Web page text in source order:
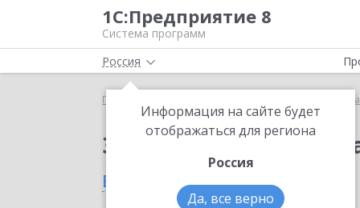
1С:Предприятие 8
Система программ
Россия
Информация на сайте будет
отображаться для региона
Россия
Да, все верно
Главная Премиальная
Заказать
в Чусовом